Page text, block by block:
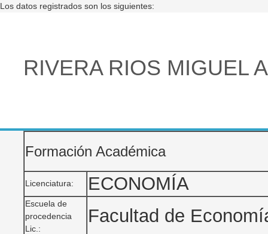
Los datos registrados son los siguientes:
RIVERA RIOS MIGUEL
Formación Académica
Licenciatura: ECONOMÍA
Escuela de
procedencia
Lic.:
Facultad de